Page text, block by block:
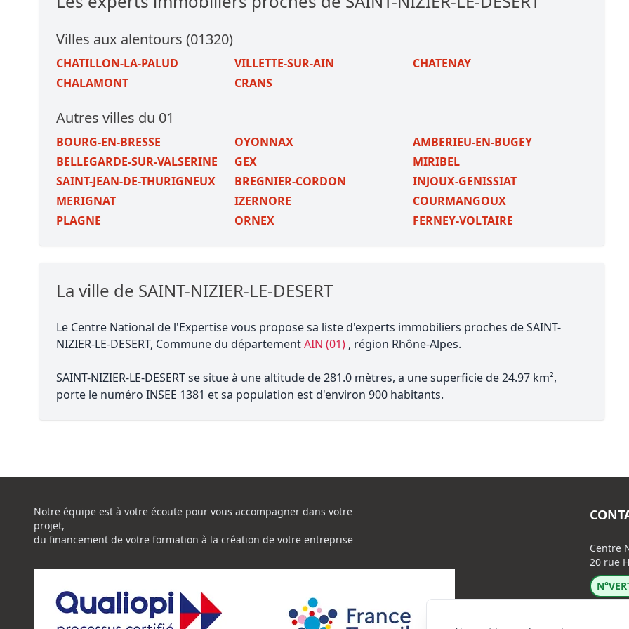
Villes aux alentours (01320)
CHATILLON-LA-PALUD VILLETTE-SUR-AIN
CHATENAY
CHALAMONT
CRANS
Autres villes du 01
BOURG-EN-BRESSE OYONNAX
AMBERIEU-EN-BUGEY
BELLEGARDE-SUR-VALSERINE
GEX
MIRIBEL
SAINT-JEAN-DE-THURIGNEUX
BREGNIER-CORDON
INJOUX-GENISSIAT
MERIGNAT
IZERNORE
COURMANGOUX
PLAGNE
ORNEX FERNEY-VOLTAIRE
La ville de SAINT-NIZIER-LE-DESERT
Le Centre National de l'Expertise vous propose sa liste d'experts immobiliers proches de SAINT-
NIZIER-LE-DESERT, Commune du départementAIN (01) , région Rhône-Alpes.
SAINT-NIZIER-LE-DESERT se situe à une altitude de 281.0 mètres, a une superficie de 24.97 km²,
porte le numéro INSEE 1381 et sa population est d'environ 900 habitants.
Notre équipe est à votre écoute pour vous accompagner dans votre
projet,
du financement de votre formation à la création de votre entreprise
Centre
20 rue